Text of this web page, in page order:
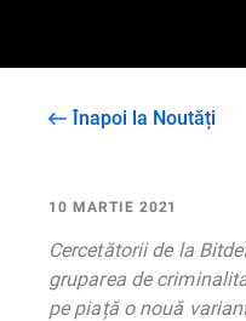
Înapoi la Noutăți
10 MARTIE 2021
Cercetătorii de la
gruparea de
pe piață o nouă